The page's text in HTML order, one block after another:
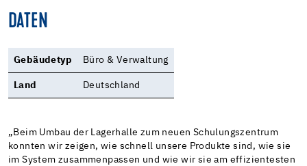
DATEN
Gebäudetyp Büro & Verwaltung
Land Deutschland
„Beim Umbau der Lagerhalle zum neuen Schulungszentrum
konnten wir zeigen, wie schnell unsere Produkte sind, wie sie
im System zusammenpassen und wie wir sie am effizientesten